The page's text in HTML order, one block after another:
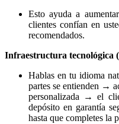
Esto ayuda a
clientes confían en
recomendados.
Infraestructura tecnológica
Hablas en tu idioma
partes se entienden →
personalizada → el
depósito en garantía
hasta que completes la